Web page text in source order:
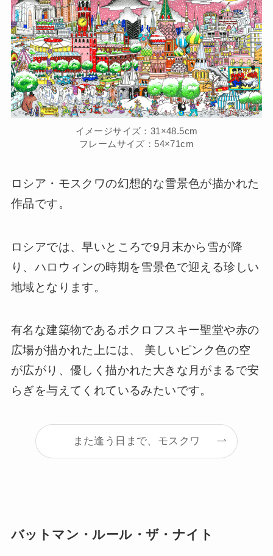
イメージサイズ：31×48.5cm
フレームサイズ：54×71cm
ロシア・モスクワの幻想的な雪景色が描かれた
作品です。
ロシアでは、早いところで9月末から雪が降
り、ハロウィンの時期を雪景色で迎える珍しい
地域となります。
有名な建築物であるポクロフスキー聖堂や赤の
広場が描かれた上には、 美しいピンク色の空
が広がり、優しく描かれた大きな月がまるで安
らぎを与えてくれているみたいです。
また逢う日まで、モスクワ
バットマン・ルール・ザ・ナイト